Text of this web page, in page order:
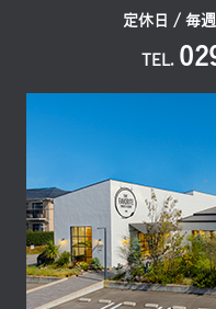
定休日 / 毎
TEL.